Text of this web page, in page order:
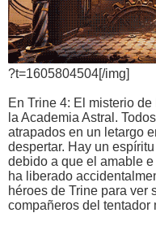
?t=1605804504[/img]
En Trine 4: El misterio
la Academia Astral.
atrapados en un letargo
despertar. Hay un
debido a que el amable
ha liberado
héroes de Trine para ver
compañeros del tentador